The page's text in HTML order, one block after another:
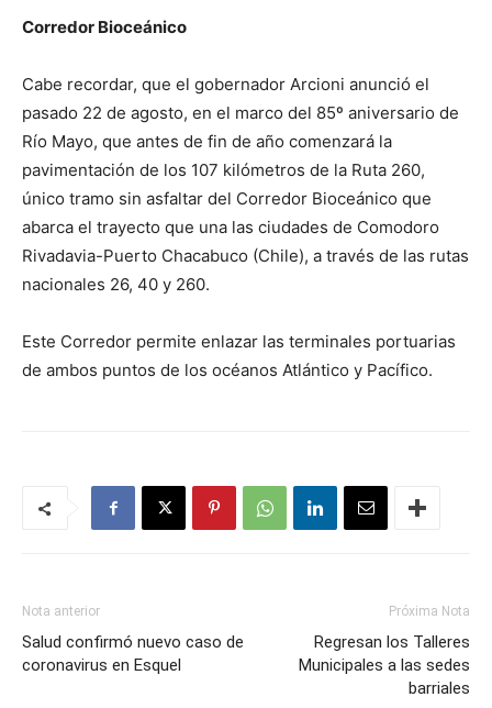
Corredor Bioceánico
Cabe recordar, que el gobernador Arcioni anunció el
pasado 22 de agosto, en el marco del 85º aniversario de
Río Mayo, que antes de fin de año comenzará la
pavimentación de los 107 kilómetros de la Ruta 260,
único tramo sin asfaltar del Corredor Bioceánico que
abarca el trayecto que una las ciudades de Comodoro
Rivadavia-Puerto Chacabuco (Chile), a través de las rutas
nacionales 26, 40 y 260.
Este Corredor permite enlazar las terminales portuarias
de ambos puntos de los océanos Atlántico y Pacífico.
Nota anterior
Salud confirmó nuevo caso de
coronavirus en Esquel
Próxima Nota
Regresan los Talleres
Municipales a las sedes
barriales